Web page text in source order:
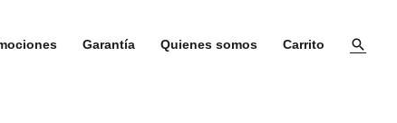
Garantía Quienes somos Carrito